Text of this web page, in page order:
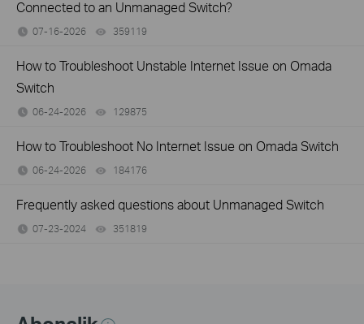
Connected to an Unmanaged Switch?
07-16-2026 359119
How to Troubleshoot Unstable Internet Issue on Omada
Switch
06-24-2026 129875
How to Troubleshoot No Internet Issue on Omada Switch
06-24-2026 184176
Frequently asked questions about Unmanaged Switch
07-23-2024 351819